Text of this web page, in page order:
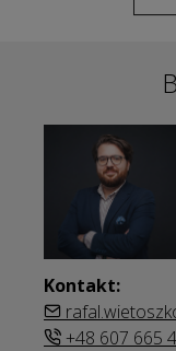
Kontakt:
+48 607 665